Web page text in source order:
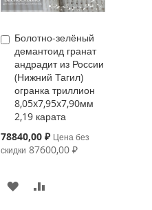
Болотно-зелёный
демантоид гранат
андрадит из России
(Нижний Тагил)
огранка триллион
8,05x7,95x7,90мм
2,19 карата
Special
78840,00 ₽ Цена без
скидки 87600,00 ₽
Купить
В